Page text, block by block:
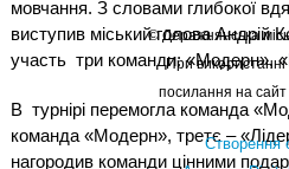
мовчання. З словами глибокої
виступив міський голова Андрій
участь три команди: «Модерн»,
В турнірі перемогла команда
команда «Модерн», третє –
нагородив команди цінними
© Деражнянська
При використанні
посилання на сайт
Створення